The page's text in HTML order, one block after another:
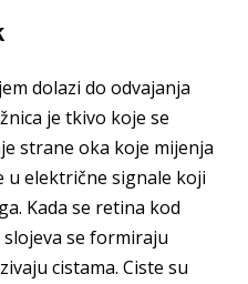
dolazi do odvajanja
je tkivo koje se
strane oka koje mijenja
u električne signale koji
Kada se retina kod
se formiraju
cistama. Ciste su